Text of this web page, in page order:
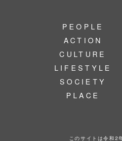
PEOPLE
ACTION
CULTURE
LIFESTYLE
SOCIETY
PLACE
このサイトは令和2